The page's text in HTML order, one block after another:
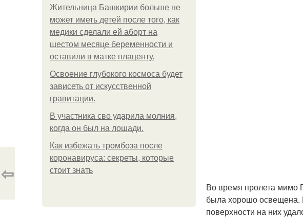
Жительница Башкирии больше не
может иметь детей после того, как
медики сделали ей аборт на
шестом месяце беременности и
оставили в матке плаценту.
Освоение глубокого космоса будет
зависеть от искусственной
гравитации.
В участника сво ударила молния,
когда он был на лошади.
Как избежать тромбоза после
коронавируса: секреты, которые
стоит знать
Во время пролета мимо
была хорошо освещена.
поверхности на них
⇦